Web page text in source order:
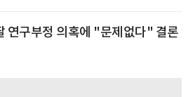
연구부정 의혹에 "문제없다" 결론